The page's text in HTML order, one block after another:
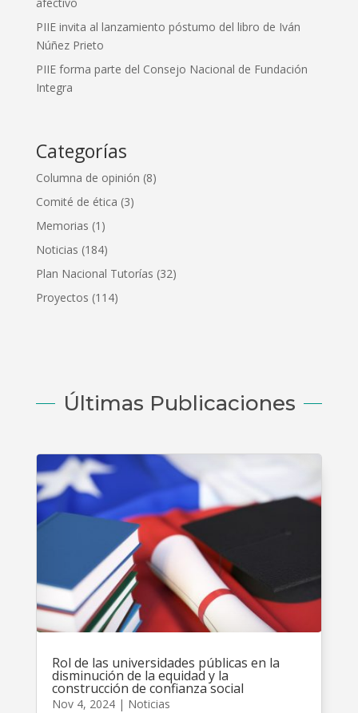
PIIE invita al lanzamiento póstumo del libro de Iván
Núñez Prieto
PIIE forma parte del Consejo Nacional de Fundación
Integra
Categorías
Columna de opinión (8)
Comité de ética (3)
Memorias (1)
Noticias (184)
Plan Nacional Tutorías (32)
Proyectos (114)
Últimas Publicaciones
Rol de las universidades públicas en la
disminución de la equidad y la
construcción de confianza social
Nov 4, 2024| Noticias